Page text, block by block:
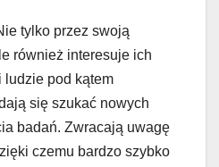
tylko przez swoją
również interesuje ich
ludzie pod kątem
się szukać nowych
badań. Zwracają uwagę
czemu bardzo szybko